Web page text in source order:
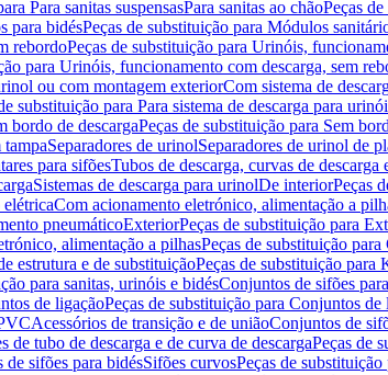
Para sanitas suspensasPara sanitas ao chãoPeças
para bidésPeças de substituição para Módulos
rebordoPeças de substituição para Urinóis,
para Urinóis, funcionamento com descarga, sem
ou com montagem exteriorCom sistema de
substituição para Para sistema de descarga para
bordo de descargaPeças de substituição para Sem
tampaSeparadores de urinolSeparadores de urinol de
para sifõesTubos de descarga, curvas de descarga
Sistemas de descarga para urinolDe interiorPeças
Com acionamento eletrónico, alimentação a
pneumáticoExteriorPeças de substituição para
alimentação a pilhasPeças de substituição
estrutura e de substituiçãoPeças de substituição para
para sanitas, urinóis e bidésConjuntos de sifões
de ligaçãoPeças de substituição para Conjuntos de
Acessórios de transição e de uniãoConjuntos de
de tubo de descarga e de curva de descargaPeças de
de sifões para bidésSifões curvosPeças de